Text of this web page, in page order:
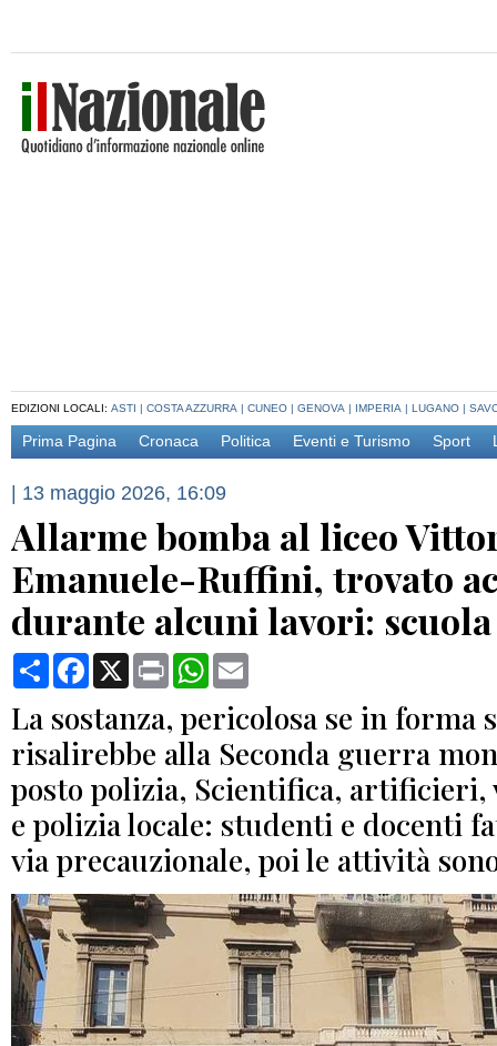
EDIZIONI LOCALI: ASTI | COSTA AZZURRA | CUNEO | GENOVA | IMPERIA | LUGANO |
Prima Pagina Cronaca Politica Eventi e Turismo Sport
| 13 maggio 2026, 16:09
Allarme bomba al liceo
Emanuele-Ruffini, trovato
durante alcuni lavori: scuola
CondividiFacebook
X Print WhatsApp
La sostanza, pericolosa se in forma
risalirebbe alla Seconda guerra
posto polizia, Scientifica,
e polizia locale: studenti e docenti
via precauzionale, poi le attività